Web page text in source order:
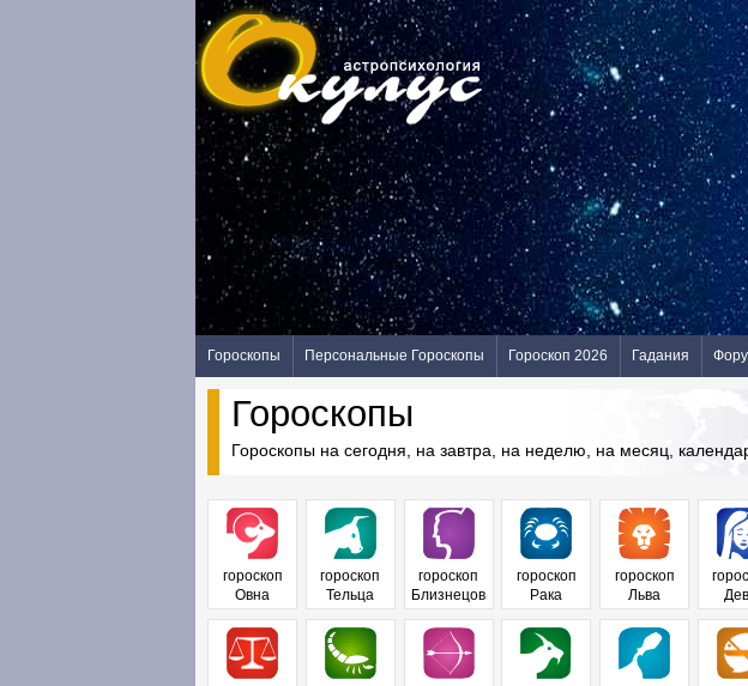
Гороскопы Персональные Гороскопы Гороскоп 2026 Гадания
Гороскопы
Гороскопы на сегодня, на завтра, на неделю, на месяц,
гороскоп
Овна
гороскоп
Тельца
гороскоп
Близнецов
гороскоп
Рака
гороскоп
Льва